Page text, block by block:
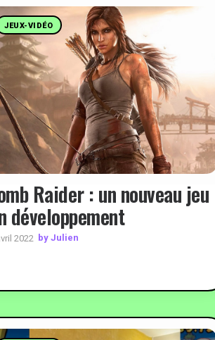
JEUX-VIDÉO
Raider : un nouveau jeu
développement
2022 by Julien